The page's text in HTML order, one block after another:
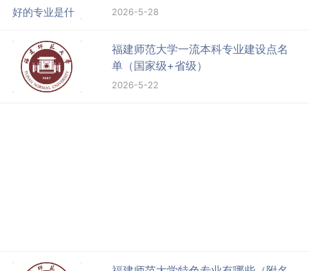
2026-5-28
福建师范大学一流本科专业建设点名
单（国家级+省级）
2026-5-22